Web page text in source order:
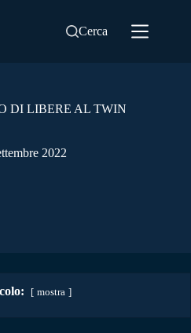
Cerca
DI LIBERE AL TWIN
2022
mostra